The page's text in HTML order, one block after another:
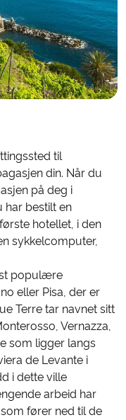
til
din. Når du
på deg i
har bestilt en
hotellet, i den
sykkelcomputer,
populære
eller Pisa, der er
Terre tar navnet sitt
Vernazza,
som ligger langs
de Levante i
i dette ville
arbeid har
fører ned til de